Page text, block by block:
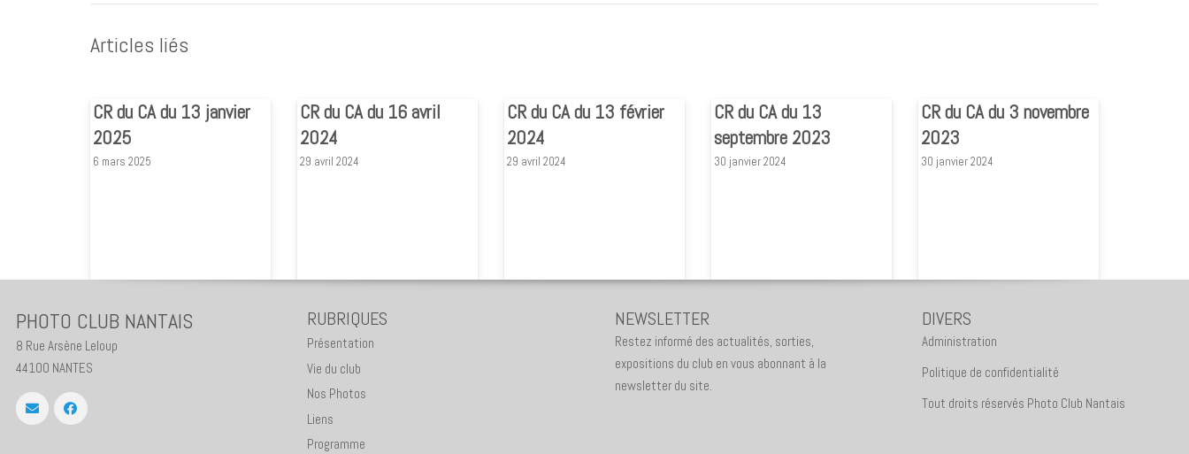
Articles liés
CR du CA du 13 janvier
2025
6 mars 2025
CR du CA du 16 avril
2024
29 avril 2024
CR du CA du 13 février
2024
29 avril 2024
CR du CA du 13
septembre 2023
30 janvier 2024
CR du CA du 3 novembre
2023
30 janvier 2024
PHOTO CLUB NANTAIS
8 Rue Arsène Leloup
44100 NANTES
RUBRIQUES
Présentation
Vie du club
Nos Photos
Liens
Programme
NEWSLETTER
Restez informé des actualités, sorties,
expositions du club en vous abonnant à la
newsletter du site.
DIVERS
Administration
Politique de confidentialité
Tout droits réservés Photo Club Nantais